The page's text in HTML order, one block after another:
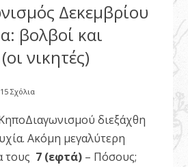
Δεκεμβρίου
βολβοί και
νικητές)
15 Σχόλια
διεξάχθη
Ακόμη μεγαλύτερη
τους 7 (εφτά) – Πόσους;